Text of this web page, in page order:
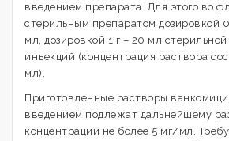
введением препарата. Для этого во
стерильным препаратом дозировкой
мл, дозировкой 1 г – 20 мл
инъекций (концентрация раствора
мл).
Приготовленные растворы
введением подлежат дальнейшему
концентрации не более 5 мг/мл.